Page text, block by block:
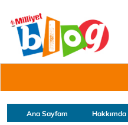
Ana Sayfam Hakkımda